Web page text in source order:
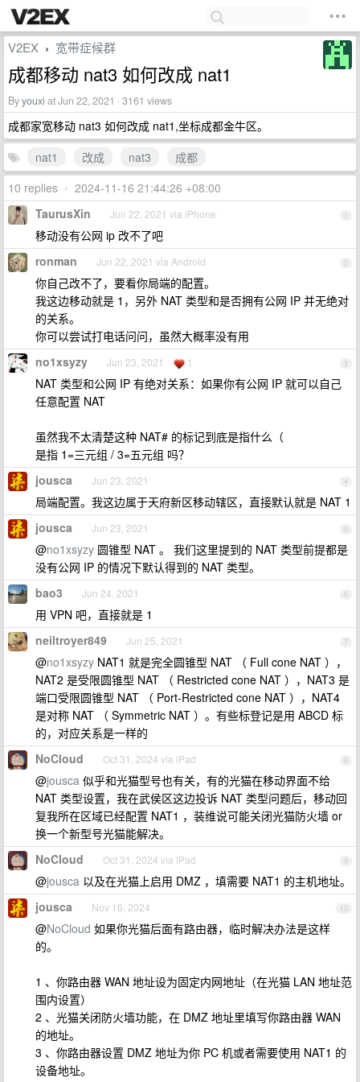
V2EX › 宽带症候群
成都移动 nat3 如何改成 nat1
Byyouxi at Jun 22, 2021 · 3161 views
成都家宽移动 nat3 如何改成 nat1,坐标成都金牛区。
nat1
改成 nat3
成都
10 replies • 2024-11-16 21:44:26 +08:00
1
TaurusXin Jun 22, 2021 via iPhone
移动没有公网 ip 改不了吧
2
ronman Jun 22, 2021 via Android
你自己改不了，要看你局端的配置。
我这边移动就是 1，另外 NAT 类型和是否拥有公网 IP 并无绝对
的关系。
你可以尝试打电话问问，虽然大概率没有用
3
no1xsyzy Jun 23, 2021 1
NAT 类型和公网 IP 有绝对关系：如果你有公网 IP 就可以自己
任意配置 NAT
虽然我不太清楚这种 NAT# 的标记到底是指什么（
是指 1=三元组 / 3=五元组 吗？
4
jousca Jun 23, 2021
局端配置。我这边属于天府新区移动辖区，直接默认就是 NAT 1
5
jousca Jun 23, 2021
@no1xsyzy 圆锥型 NAT 。 我们这里提到的 NAT 类型前提都是
没有公网 IP 的情况下默认得到的 NAT 类型。
6
bao3 Jun 24, 2021
用 VPN 吧，直接就是 1
7
neiltroyer849 Jun 25, 2021
@no1xsyzy NAT1 就是完全圆锥型 NAT （ Full cone NAT ），
NAT2 是受限圆锥型 NAT （ Restricted cone NAT ），NAT3 是
端口受限圆锥型 NAT （ Port-Restricted cone NAT ），NAT4
是对称 NAT （ Symmetric NAT ）。有些标登记是用 ABCD 标
的，对应关系是一样的
8
NoCloud Oct 31, 2024 via iPad
@jousca 似乎和光猫型号也有关，有的光猫在移动界面不给
NAT 类型设置，我在武侯区这边投诉 NAT 类型问题后，移动回
复我所在区域已经配置 NAT1 ，装维说可能关闭光猫防火墙 or
换一个新型号光猫能解决。
9
NoCloud Oct 31, 2024 via iPad
@jousca 以及在光猫上启用 DMZ ，填需要 NAT1 的主机地址。
10
jousca Nov 16, 2024
@NoCloud 如果你光猫后面有路由器，临时解决办法是这样
的。
1 、你路由器 WAN 地址设为固定内网地址（在光猫 LAN 地址范
围内设置）
2 、光猫关闭防火墙功能，在 DMZ 地址里填写你路由器 WAN
的地址。
3 、你路由器设置 DMZ 地址为你 PC 机或者需要使用 NAT1 的
设备地址。